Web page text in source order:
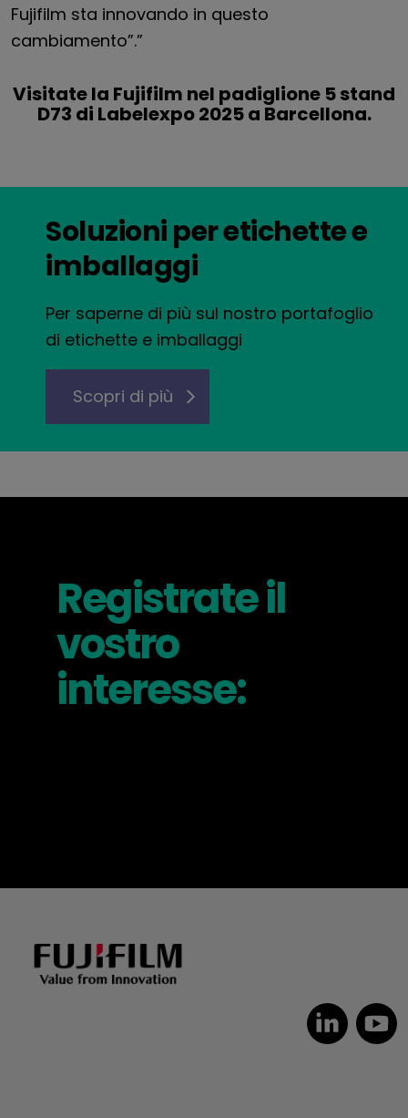
Fujifilm sta innovando in questo
cambiamento”.”
Visitate la Fujifilm nel padiglione 5 stand
D73 di Labelexpo 2025 a Barcellona.
Soluzioni per etichette e
imballaggi
Per saperne di più sul nostro portafoglio
di etichette e imballaggi
Scopri di più
Registrate il
vostro
interesse: